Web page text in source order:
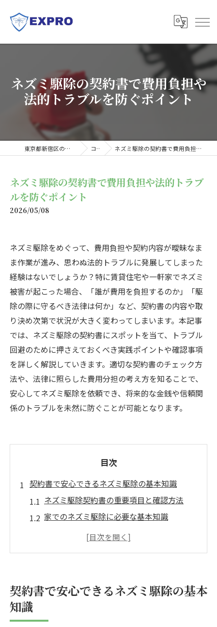
ネズミ駆除の契約書で費用負担や
法的トラブルを防ぐポイント
東京都新宿区の害虫駆除ならExpro コラム ネズミ駆除の契約書で費用負担や法的トラブルを防ぐポイント
ネズミ駆除の契約書で費用負担や法的トラブ
ルを防ぐポイント
2026/05/08
ネズミ駆除をめぐって、費用負担や契約内容が曖昧なま
ま作業が進み、思わぬ法的トラブルに発展してしまった
経験はないでしょうか？特に賃貸住宅や一軒家でネズミ
被害が起こった場合、「誰が費用を負担するのか」「駆
除の際に守るべき法律は何か」など、契約書の内容や取
り決め次第で状況が大きく変わってしまいます。本記事
では、ネズミ駆除の契約書にスポットを当て、トラブル
回避のために押さえておくべき実践ポイントや確認事項
を詳しく解説していきます。適切な契約書のチェック方
法や、法律に照らした費用分担の考え方を知ることで、
安心してネズミ駆除を依頼でき、将来的な金銭や信頼関
係のトラブルを未然に防ぐことが可能となります。
目次
契約書で安心できるネズミ駆除の基本知識
ネズミ駆除契約書の重要項目と確認方法
家でのネズミ駆除に必要な基本知識
ネズミ駆除契約で費用負担を明確化するコ
ネズミ駆除契約書が防ぐトラブル事例とは
トラブルを防ぐネズミ駆除契約書の確認法
契約書で安心できるネズミ駆除の基本
知識